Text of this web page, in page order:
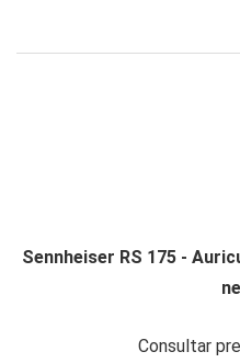
Sennheiser RS 175 -
Consultar